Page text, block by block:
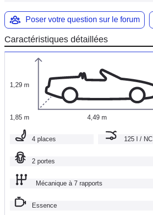
Poser votre question sur le forum
Caractéristiques détaillées
1,29 m
1,85 m 4,49 m
4 places 125 l / NC
2 portes
Mécanique à 7 rapports
Essence